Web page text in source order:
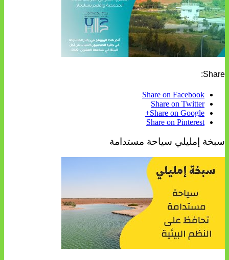
Share:
Share on Facebook
Share on Twitter
Share on Google+
Share on Pinterest
سبخة إمليلي سياحة مستدامة